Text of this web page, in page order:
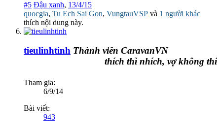
#5 Đậu xanh, 13/4/15
quocgia, Tu Ech Sai Gon, VungtauVSP và 1 người khác
thích nội dung này.
tieulinhtinh Thành viên CaravanVN
thích thì nhích, vợ không thích
Tham gia:
6/9/14
Bài viết:
943